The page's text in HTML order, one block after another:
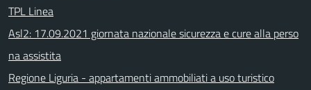
TPL Linea
Asl2: 17.09.2021 giornata nazionale sicurezza e cure alla perso
na assistita
Regione Liguria - appartamenti ammobiliati a uso turistico